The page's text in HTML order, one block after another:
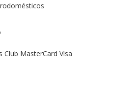
Club MasterCard Visa